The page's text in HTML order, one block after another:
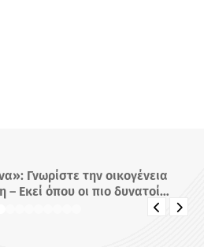
Γνωρίστε την οικογένεια
Εκεί όπου οι πιο δυνατοί
δοκιμάζονται περισσότερο !